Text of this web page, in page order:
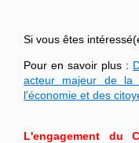
Si vous êtes
Pour en savoir plus :
acteur majeur de la
l'économie et des
L'engagement du